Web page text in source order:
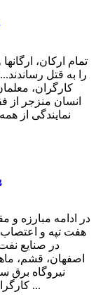
تمام ارکان،
را به قتل
کارگران،
انسان منزجر از
نمایندگی از
در ادامه مبارزه و
هفت تپه و اعتصاب
در صنایع
اصفهان، قشم،
نیروگاه برق
کارگران صنایع سنگین هپکو در اراک، یکی از مهم ترین ...